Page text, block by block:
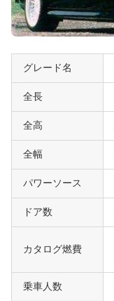
グレード名
全長
全高
全幅
パワーソース
ドア数
カタログ燃費
乗車人数